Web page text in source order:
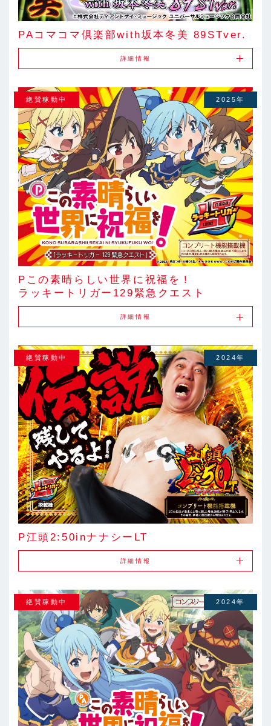
PAコマコマ倶楽部with坂本冬美 89STver.
詳細情報
Pこの素晴らしい世界に祝福を！
ラッキートリガー129緊急クエスト
絶賛稼動中 2025年
詳細情報
P江頭2:50inナナシーLT
絶賛稼動中 2024年
詳細情報
絶賛稼動中 2024年